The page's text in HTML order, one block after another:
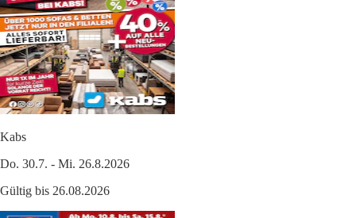
Kabs
Do. 30.7. - Mi. 26.8.2026
Gültig bis 26.08.2026